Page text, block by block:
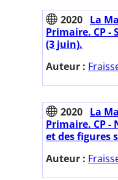
2020 La
Primaire. CP -
(3 juin).
Auteur :
2020 La
Primaire. CP -
et des figures
Auteur :